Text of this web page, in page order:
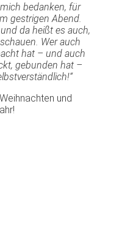
bedanken, für
gestrigen Abend.
da heißt es auch,
Wer auch
hat – und auch
gebunden hat –
und